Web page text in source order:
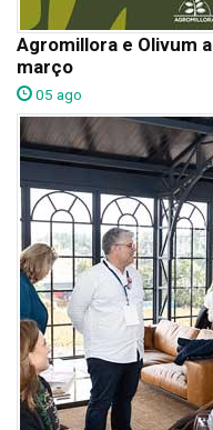
Agromillora e Olivum
março
05 ago